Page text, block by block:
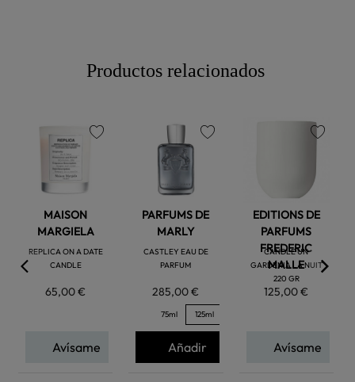
Productos relacionados
MAISON
MARGIELA
REPLICA ON A DATE
CANDLE
65,00 €
Avísame
PARFUMS DE
MARLY
CASTLEY EAU DE
PARFUM
285,00 €
75ml 125ml
Añadir
EDITIONS DE
PARFUMS
FREDERIC
MALLE
CANDLE UN
GARDENIA LA NUIT
220 GR
125,00 €
Avísame